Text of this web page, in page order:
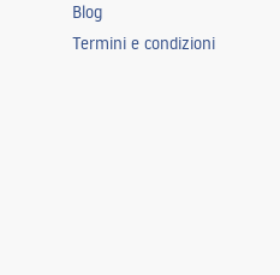
Blog
Termini e condizioni